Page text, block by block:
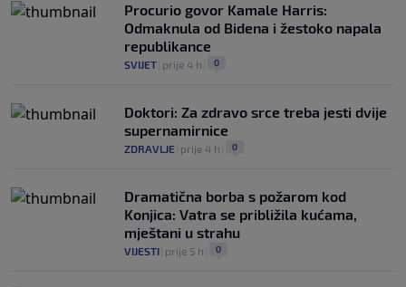
Procurio govor Kamale Harris:
Odmaknula od Bidena i žestoko napala
republikance
SVIJET prije 4 h 0
Doktori: Za zdravo srce treba jesti dvije
supernamirnice
ZDRAVLJE prije 4 h 0
Dramatična borba s požarom kod
Konjica: Vatra se približila kućama,
mještani u strahu
VIJESTI prije 5 h 0